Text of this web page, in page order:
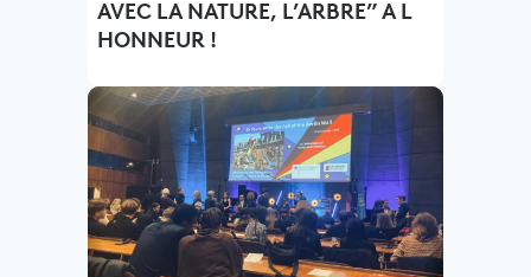
AVEC LA NATURE, L’ARBRE” A L
HONNEUR !